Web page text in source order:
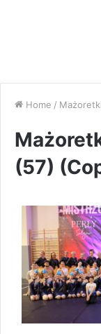
Home /
(57)